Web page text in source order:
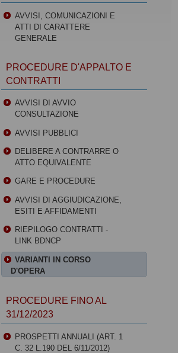
AVVISI, COMUNICAZIONI E
ATTI DI CARATTERE
GENERALE
PROCEDURE D'APPALTO E
CONTRATTI
AVVISI DI AVVIO
CONSULTAZIONE
AVVISI PUBBLICI
DELIBERE A CONTRARRE O
ATTO EQUIVALENTE
GARE E PROCEDURE
AVVISI DI AGGIUDICAZIONE,
ESITI E AFFIDAMENTI
RIEPILOGO CONTRATTI -
LINK BDNCP
VARIANTI IN CORSO
D'OPERA
PROCEDURE FINO AL
31/12/2023
PROSPETTI ANNUALI (ART. 1
C. 32 L.190 DEL 6/11/2012)